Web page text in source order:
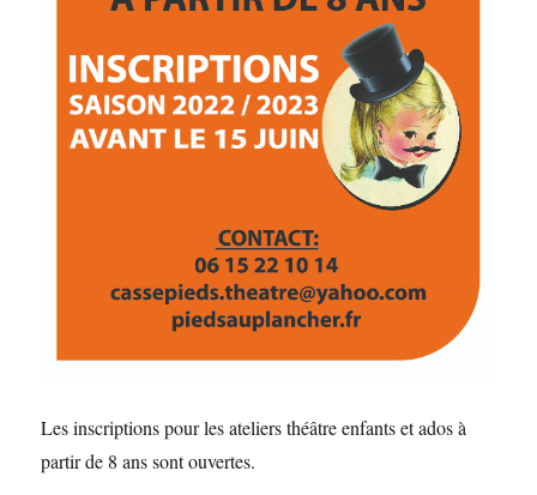
Les inscriptions pour les ateliers théâtre enfants et ados à
partir de 8 ans sont ouvertes.